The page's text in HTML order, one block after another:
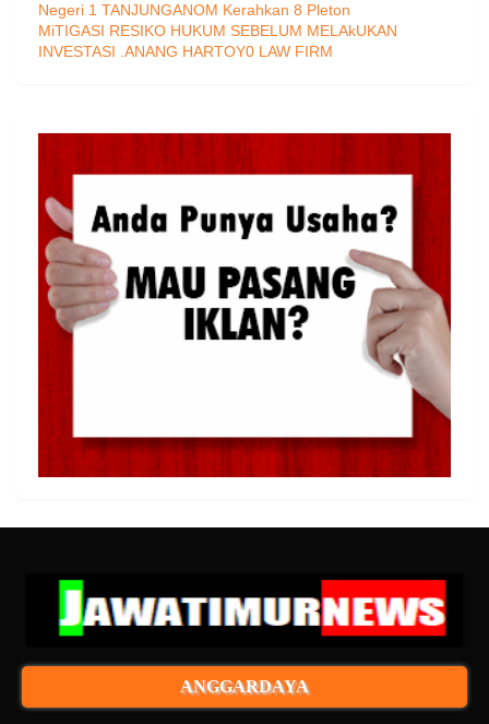
Negeri 1 TANJUNGANOM Kerahkan 8 Pleton
MiTIGASI RESIKO HUKUM SEBELUM MELAkUKAN
INVESTASI .ANANG HARTOY0 LAW FIRM
ANGGARDAYA